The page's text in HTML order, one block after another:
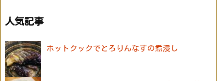
人気記事
ホットクックでとろりんなすの煮浸し